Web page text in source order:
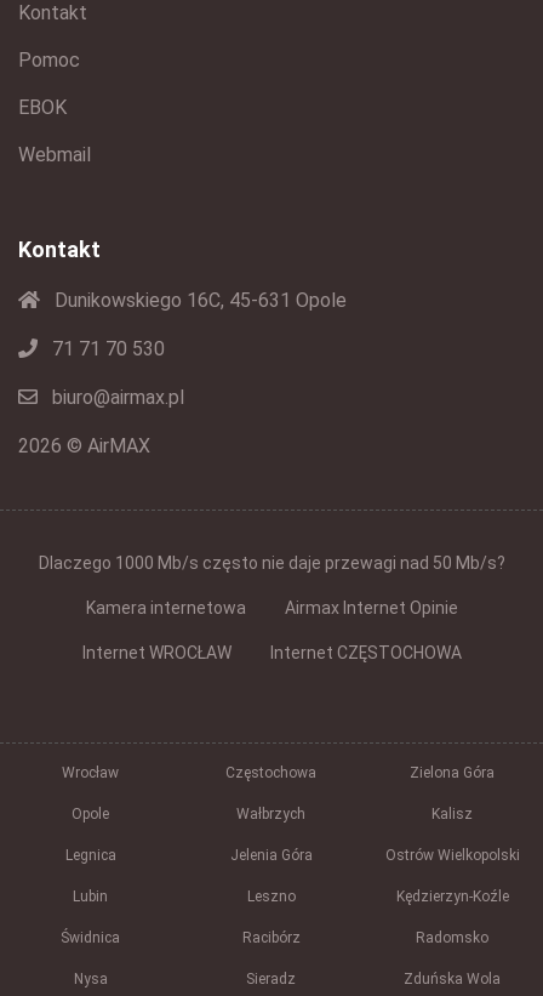
Kontakt
Pomoc
EBOK
Webmail
Kontakt
Dunikowskiego 16C, 45-631 Opole
71 71 70 530
biuro@airmax.pl
2026 © AirMAX
Dlaczego 1000 Mb/s często nie daje przewagi nad 50 Mb/s?
Kamera internetowa Airmax Internet Opinie
Internet WROCŁAW Internet CZĘSTOCHOWA
Wrocław Częstochowa Zielona Góra
Opole Wałbrzych Kalisz
Legnica Jelenia Góra Ostrów Wielkopolski
Lubin Leszno Kędzierzyn-Koźle
Świdnica Racibórz Radomsko
Nysa Sieradz Zduńska Wola